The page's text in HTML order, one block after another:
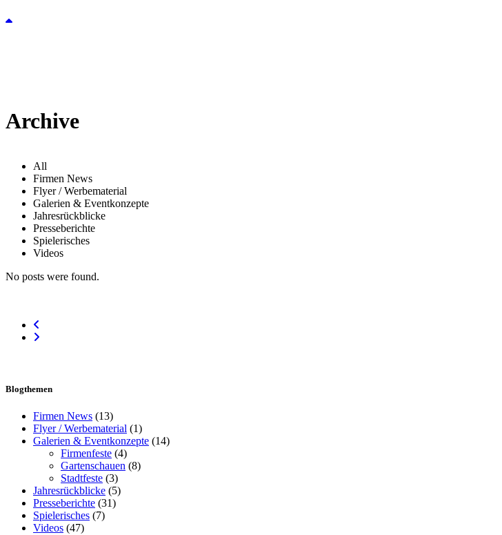
Archive
All
Firmen News
Flyer / Werbematerial
Galerien & Eventkonzepte
Jahresrückblicke
Presseberichte
Spielerisches
Videos
No posts were found.
Blogthemen
Firmen News (13)
Flyer / Werbematerial (1)
Galerien & Eventkonzepte (14)
Firmenfeste (4)
Gartenschauen (8)
Stadtfeste (3)
Jahresrückblicke (5)
Presseberichte (31)
Spielerisches (7)
Videos (47)